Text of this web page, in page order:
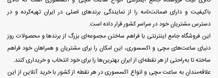
باکیفیت و دارای ضمانت‌نامه را از نمایندگی برندهای اصلی در ایران تهیه‌کرده و در
دسترس مشتریان خود در سراسر کشور قرار داده است.
این فروشگاه جامع اینترنتی با فراهم ساختن مجموعه‌ای بزرگ از برندها و محصولات روز
دنیای ساعت‌های مچی و اکسسوری، این امکان را برای مشتریان و همراهان خود فراهم
ساخته تا به‌راحتی از هر نقطه‌ای از ایران بهترین‌ها را برای خود انتخاب و خریداری کنند.
علاقه‌مندان به ساعت مچی و انواع اکسسوری در هر نقطه از کشور با خرید آنلاین از این